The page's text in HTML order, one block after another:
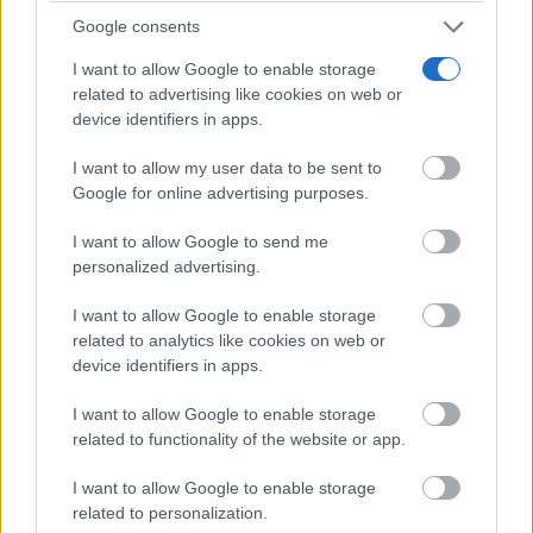
Google consents
I want to allow Google to enable storage
related to advertising like cookies on web or
device identifiers in apps.
I want to allow my user data to be sent to
Google for online advertising purposes.
I want to allow Google to send me
personalized advertising.
I want to allow Google to enable storage
related to analytics like cookies on web or
device identifiers in apps.
I want to allow Google to enable storage
related to functionality of the website or app.
I want to allow Google to enable storage
related to personalization.
municipales de toda la provincia. “La formación de
los trabajadores de la casa se ha hecho extensiva a
todos los trabajadores municipales de los
Asimismo, ha puesto en valor el esfuerzo inversor
realizado por la institución para hacer posible esta
por la actualización permanente de los empleados
públicos; por ello, “los ciudadanos deben recibir
servicios de calidad. Ese es el motivo principal por el
que la Diputación ha puesto en marcha este servicio”.